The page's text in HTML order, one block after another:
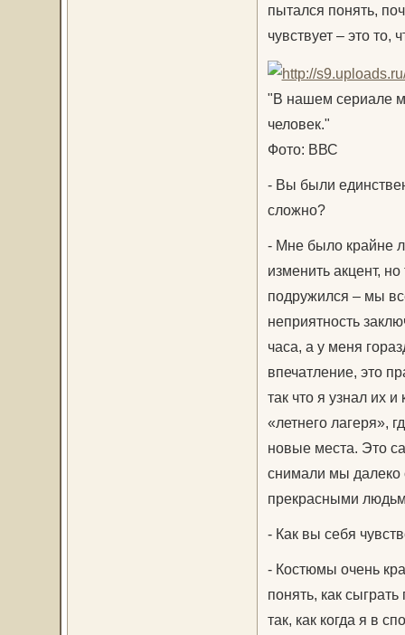
пытался понять,
чувствует – это то,
"В нашем сериале
человек."
Фото: ВВС
- Вы были
сложно?
- Мне было крайне
изменить акцент,
подружился – мы
неприятность
часа, а у меня
впечатление, это
так что я узнал их
«летнего лагеря»,
новые места. Это
снимали мы далеко
прекрасными
- Как вы себя
- Костюмы очень
понять, как
так, как когда я в